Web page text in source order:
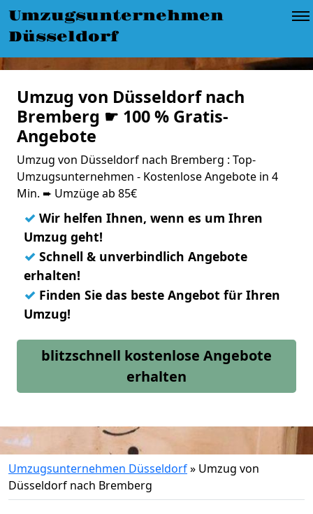
Umzugsunternehmen
Düsseldorf
Umzug von Düsseldorf nach
Bremberg ☛ 100 % Gratis-
Angebote
Umzug von Düsseldorf nach Bremberg : Top-
Umzugsunternehmen - Kostenlose Angebote in 4
Min. ➨ Umzüge ab 85€
✓ Wir helfen Ihnen, wenn es um Ihren
Umzug geht!
✓ Schnell & unverbindlich Angebote
erhalten!
✓ Finden Sie das beste Angebot für Ihren
Umzug!
blitzschnell kostenlose Angebote
erhalten
Umzugsunternehmen Düsseldorf» Umzug von
Düsseldorf nach Bremberg